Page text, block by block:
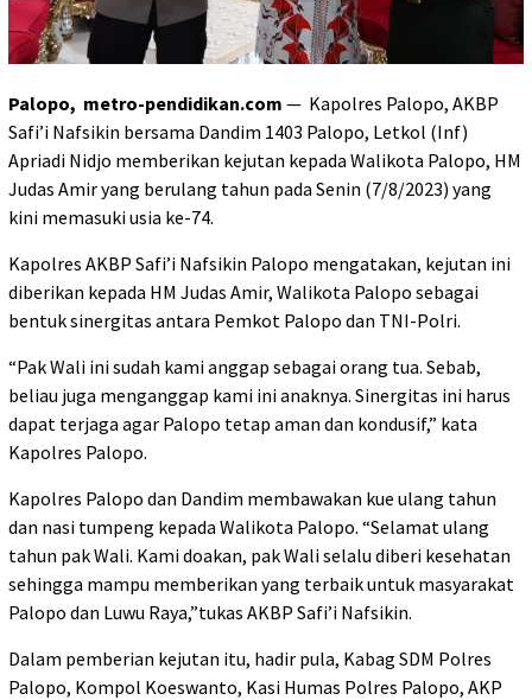
Palopo, metro-pendidikan.com — Kapolres Palopo, AKBP
Safi’i Nafsikin bersama Dandim 1403 Palopo, Letkol (Inf)
Apriadi Nidjo memberikan kejutan kepada Walikota Palopo, HM
Judas Amir yang berulang tahun pada Senin (7/8/2023) yang
kini memasuki usia ke-74.
Kapolres AKBP Safi’i Nafsikin Palopo mengatakan, kejutan ini
diberikan kepada HM Judas Amir, Walikota Palopo sebagai
bentuk sinergitas antara Pemkot Palopo dan TNI-Polri.
“Pak Wali ini sudah kami anggap sebagai orang tua. Sebab,
beliau juga menganggap kami ini anaknya. Sinergitas ini harus
dapat terjaga agar Palopo tetap aman dan kondusif,” kata
Kapolres Palopo.
Kapolres Palopo dan Dandim membawakan kue ulang tahun
dan nasi tumpeng kepada Walikota Palopo. “Selamat ulang
tahun pak Wali. Kami doakan, pak Wali selalu diberi kesehatan
sehingga mampu memberikan yang terbaik untuk masyarakat
Palopo dan Luwu Raya,”tukas AKBP Safi’i Nafsikin.
Dalam pemberian kejutan itu, hadir pula, Kabag SDM Polres
Palopo, Kompol Koeswanto, Kasi Humas Polres Palopo, AKP